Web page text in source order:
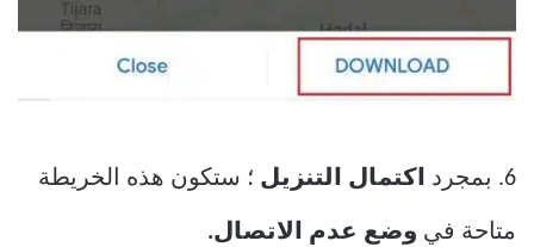
6. بمجرد اكتمال التنزيل ؛ ستكون هذه الخريطة
متاحة في وضع عدم الاتصال.